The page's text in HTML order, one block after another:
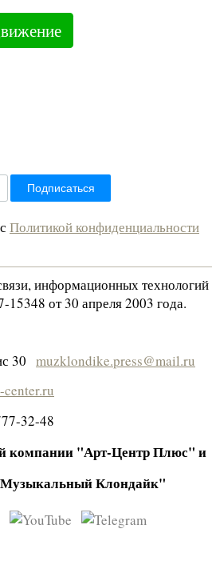
Политикой конфиденциальности
информационных
от 30 апреля 2003 года.
30 muzklondike.press@mail.ru
32-48
компании "Арт-Центр Плюс" и
Клондайк"